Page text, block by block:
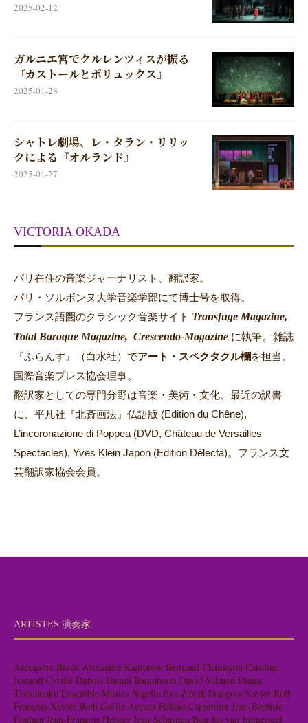
2025-02-12
ガルニエ宮でクルレンツィスが振る
『カストールとポリュックス』
2025-01-28
シャトレ劇場、レ・タラン・リリッ
クによる『オルランド』
2025-01-27
VICTORIA OKADA
パリ在住の音楽ジャーナリスト、翻訳家。
パリ・ソルボンヌ大学音楽学部にて博士号を取得。
フランス語圏のクラシック音楽サイト Transfuge Magazine,
Total Baroque Magazine, Crescendo-Magazine に執筆。 雑誌
『ふらんす』（白水社）でアート・スペクタクル欄を担当。
国際音楽プレス協会理事。
翻訳家としての専門分野は音楽・美術・文化。最近の訳書
に、平凡社『北斎画法』仏語版 (Edition du Chêne),
L’incoronazione di Poppea (DVD, Château de Versailles
Spectacles), Yves Klein Japon (Edition Délecta)。フランス文
芸翻訳家協会会員。
ARTISTES 演奏家
Alexandre Bloch Alexandre Kantorow Bertrand Chamayou Caroline
Jestaedt Cyrille Dubois Daniel Barenboim David Salmon Diana
Tishchenko Ensemble Musica Nigella Eva Zaïcik François-Xavier Roth
François-Xavier Roth Gaëlle Arquez Hélène Carpentier Jean-Baptiste
Fonlupt Jean-François Heisser Jean-Sébastien Bou Jos van Immerseel